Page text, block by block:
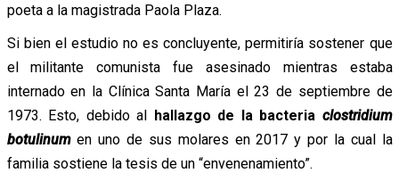
poeta a la magistrada Paola Plaza.
Si bien el estudio no es concluyente, permitiría sostener que
el militante comunista fue asesinado mientras estaba
internado en la Clínica Santa María el 23 de septiembre de
1973. Esto, debido al hallazgo de la bacteria clostridium
botulinumen uno de sus molares en 2017 y por la cual la
familia sostiene la tesis de un “envenenamiento”.